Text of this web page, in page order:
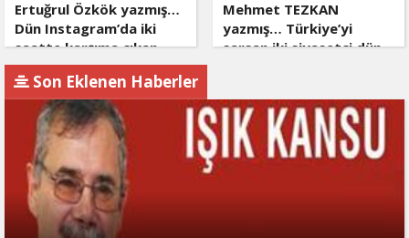
Ertuğrul Özkök yazmış…
Dün Instagram’da iki
saatte karşıma çıkan
dört şarlatan
Mehmet TEZKAN
yazmış… Türkiye’yi
sarsan iki siyasetçi dün
Son Eklenen Haberler